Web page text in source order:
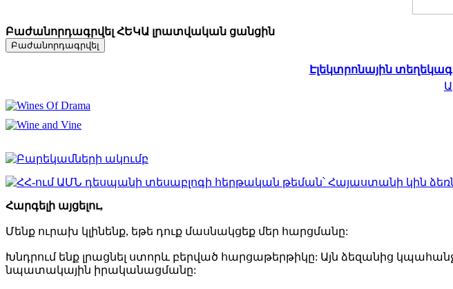
Բաժանորդագրվել ՀԵԿԱ լրատվական ցանցին
Էլեկտրոնային
Հարգելի այցելու,
Մենք ուրախ կլինենք, եթե դուք մասնակցեք մեր հարցմանը:
Խնդրում ենք լրացնել ստորև բերված հարցաթերթիկը: Այն ձեզանից
նպատակային իրականացմանը: